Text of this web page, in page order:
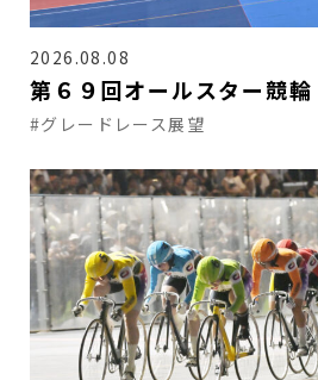
2026.08.08
第６９回オールスター競輪
#グレードレース展望